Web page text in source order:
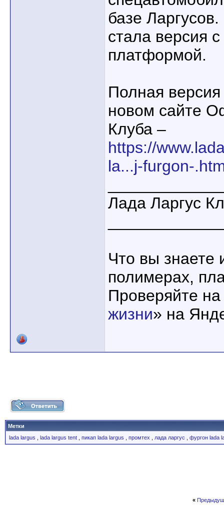
базе
стала версия
платформой.
Полная
новом сайте
Клуба –
https://
la...j-furgon-
Лада Ларгус
Что вы знаете
полимерах,
Проверяйте
жизни» на
Метки
lada largus
lada largus tent пикап lada largus промтех лада ларгус фургон lada
«